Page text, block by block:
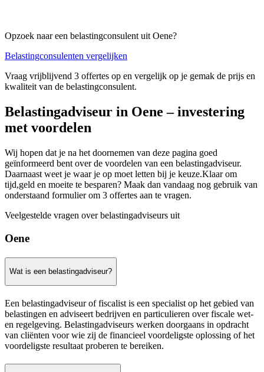
Opzoek naar een belastingconsulent uit Oene?
Belastingconsulenten vergelijken
Vraag vrijblijvend 3 offertes op en vergelijk op je gemak de prijs en
kwaliteit van de belastingconsulent.
Belastingadviseur in Oene – investering
met voordelen
Wij hopen dat je na het doornemen van deze pagina goed
geïnformeerd bent over de voordelen van een belastingadviseur.
Daarnaast weet je waar je op moet letten bij je keuze.Klaar om
tijd,geld en moeite te besparen? Maak dan vandaag nog gebruik van
onderstaand formulier om 3 offertes aan te vragen.
Veelgestelde vragen over belastingadviseurs uit
Oene
Wat is een belastingadviseur?
Een belastingadviseur of fiscalist is een specialist op het gebied van
belastingen en adviseert bedrijven en particulieren over fiscale wet-
en regelgeving. Belastingadviseurs werken doorgaans in opdracht
van cliënten voor wie zij de financieel voordeligste oplossing of het
voordeligste resultaat proberen te bereiken.